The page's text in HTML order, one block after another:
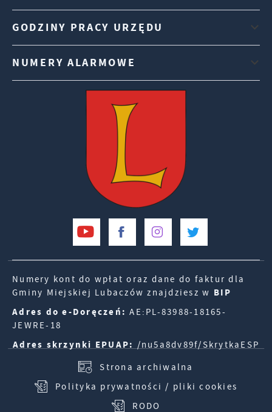
GODZINY PRACY URZĘDU
NUMERY ALARMOWE
Numery kont do wpłat oraz dane do faktur dla
Gminy Miejskiej Lubaczów znajdziesz w BIP
Adres do e-Doręczeń: AE:PL-83988-18165-
JEWRE-18
Adres skrzynki EPUAP: /nu5a8dv89f/SkrytkaESP
Strona archiwalna
Polityka prywatności / pliki cookies
RODO